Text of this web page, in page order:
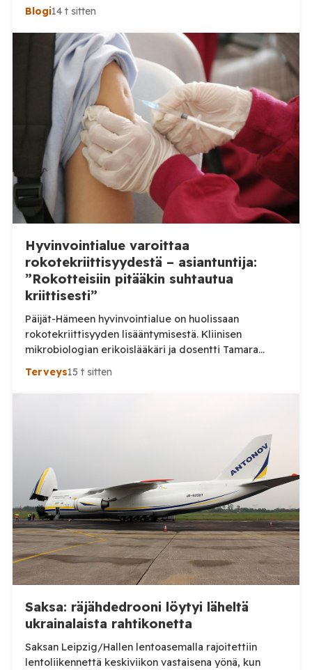
Blogi14 t sitten
Hyvinvointialue varoittaa
rokotekriittisyydestä – asiantuntija:
”Rokotteisiin pitääkin suhtautua
kriittisesti”
Päijät-Hämeen hyvinvointialue on huolissaan
rokotekriittisyyden lisääntymisestä. Kliinisen
mikrobiologian erikoislääkäri ja dosentti Tamara
Tuuminen pitää ihmisten lisääntynyttä kriittisyyttä
myönteisenä kehityksenä. Aluehallituksen jäsen Ville-
kertoi heinäkuussa julkaisemassaan tiedotteessa,
että neuvoloissa ja kouluterveydenhuollossa on
havaittu merkkejä kasvavasta rokotekriittisyydestä.
Hyvinvointialueen mukaan rokotteiden
tarpeellisuudesta keskustellaan erityisesti […]
Terveys15 t sitten
Saksa: räjähdedrooni löytyi läheltä
ukrainalaista rahtikonetta
Saksan Leipzig/Hallen lentoasemalla rajoitettiin
lentoliikennettä keskiviikon vastaisena yönä, kun